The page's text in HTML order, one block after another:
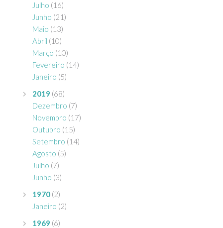
Julho (16)
Junho (21)
Maio (13)
Abril (10)
Março (10)
Fevereiro (14)
Janeiro (5)
2019 (68)
Dezembro (7)
Novembro (17)
Outubro (15)
Setembro (14)
Agosto (5)
Julho (7)
Junho (3)
1970 (2)
Janeiro (2)
1969 (6)